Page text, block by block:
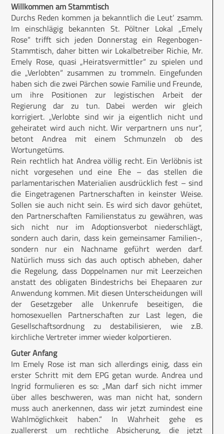
Willkommen am Stammtisch
Durchs Reden kommen ja bekanntlich die Leut‘ zsamm.
Im einschlägig bekannten St. Pöltner Lokal „Emely
Rose“ trifft sich jeden Donnerstag ein Regenbogen-
Stammtisch, daher bitten wir Lokalbetreiber Richie, Mr.
Emely Rose, quasi „Heiratsvermittler“ zu spielen und
die „Verlobten“ zusammen zu trommeln. Eingefunden
haben sich die zwei Pärchen sowie Familie und Freunde,
um ihre Positionen zur legistischen Arbeit der
Regierung dar zu tun. Dabei werden wir gleich
korrigiert. „Verlobte sind wir ja eigentlich nicht und
geheiratet wird auch nicht. Wir verpartnern uns nur“,
betont Andrea mit einem Schmunzeln ob des
Wortungetüms.
Rein rechtlich hat Andrea völlig recht. Ein Verlöbnis ist
nicht vorgesehen und eine Ehe – das stellen die
parlamentarischen Materialien ausdrücklich fest – sind
die Eingetragenen Partnerschaften in keinster Weise.
Sollen sie auch nicht sein. Es wird sich davor gehütet,
den Partnerschaften Familienstatus zu gewähren, was
sich nicht nur im Adoptionsverbot niederschlägt,
sondern auch darin, dass kein gemeinsamer Familien-,
sondern nur ein Nachname geführt werden darf.
Natürlich muss sich das auch optisch abheben, daher
die Regelung, dass Doppelnamen nur mit Leerzeichen
anstatt des obligaten Bindestrichs bei Ehepaaren zur
Anwendung kommen. Mit diesen Unterscheidungen will
der Gesetzgeber alle Unkenrufe beseitigen, die
homosexuellen Partnerschaften zur Last legen, die
Gesellschaftsordnung zu destabilisieren, wie z.B.
kirchliche Vertreter immer wieder kolportieren.
Guter Anfang
Im Emely Rose ist man sich allerdings einig, dass ein
erster Schritt mit dem EPG getan wurde. Andrea und
Ingrid formulieren es so: „Man darf sich nicht immer
über alles beschweren, was man nicht hat, sondern
muss auch anerkennen, dass wir jetzt zumindest eine
Wahlmöglichkeit haben.“ In Wahrheit gehe es
zuallererst um rechtliche Absicherung, die jetzt